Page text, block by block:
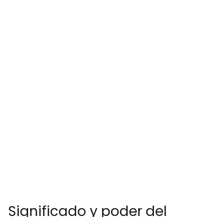
Significado y poder del